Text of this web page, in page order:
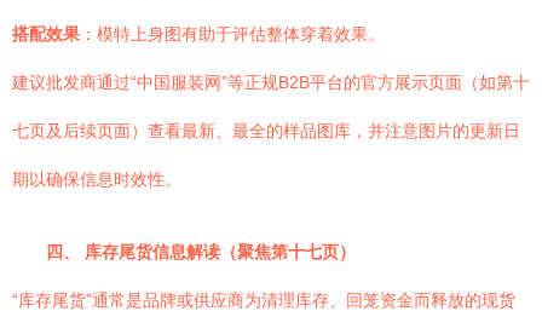
搭配效果 ：模特上身图有助于评估整体穿着效果。
建议批发商通过“中国服装网”等正规B2B平台的官方展示页面（如第十
七页及后续页面）查看最新、最全的样品图库，并注意图片的更新日
期以确保信息时效性。
四、 库存尾货信息解读（聚焦第十七页）
“库存尾货”通常是品牌或供应商为清理库存、回笼资金而释放的现货